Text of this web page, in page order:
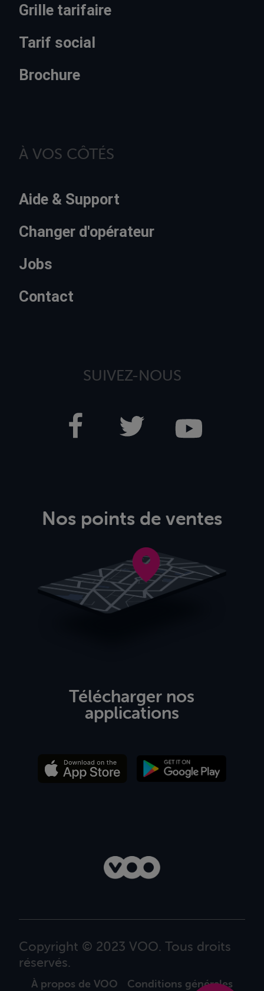
Grille tarifaire
Tarif social
Brochure
À VOS CÔTÉS
Aide & Support
Changer d'opérateur
Jobs
Contact
SUIVEZ-NOUS
Nos points de ventes
Télécharger nos
applications
Copyright © 2023 VOO. Tous droits
réservés.
À propos de VOO Conditions générales